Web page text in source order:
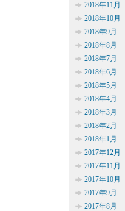
2018年11月
2018年10月
2018年9月
2018年8月
2018年7月
2018年6月
2018年5月
2018年4月
2018年3月
2018年2月
2018年1月
2017年12月
2017年11月
2017年10月
2017年9月
2017年8月